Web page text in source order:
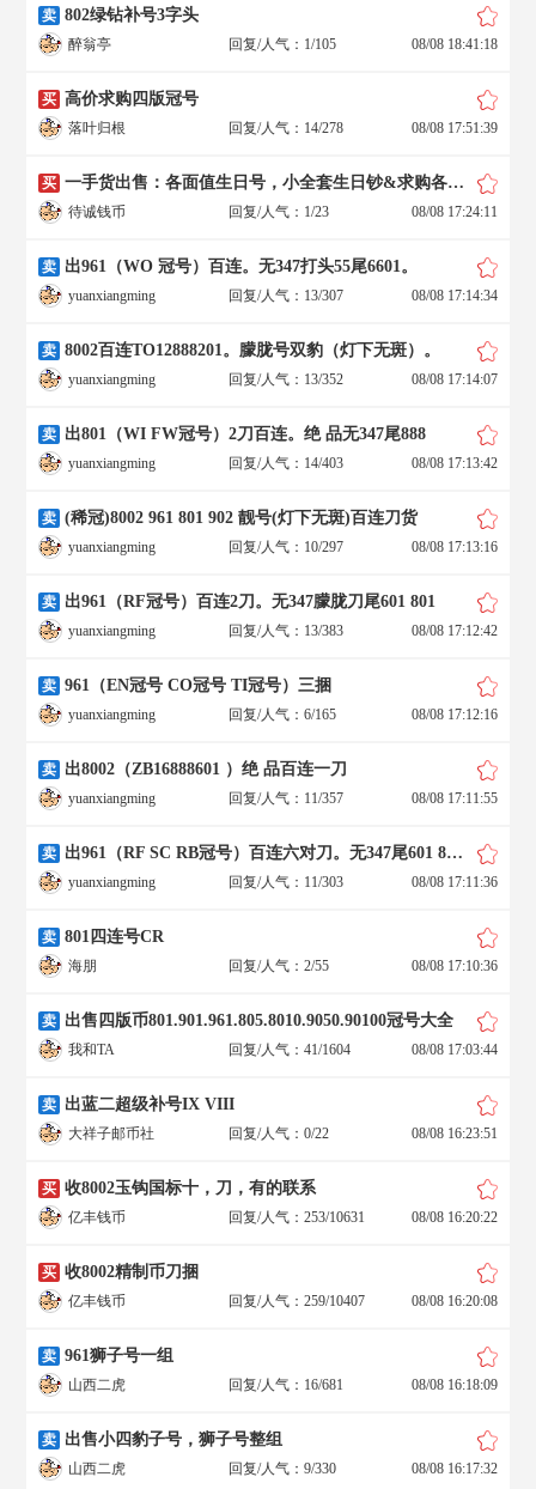
卖 802绿钻补号3字头
醉翁亭 回复/人气：1/105 08/08 18:41:18
买 高价求购四版冠号
落叶归根 回复/人气：14/278 08/08 17:51:39
买 一手货出售：各面值生日号，小全套生日钞&求购各面值生日钞
待诚钱币 回复/人气：1/23 08/08 17:24:11
卖 出961（WO 冠号）百连。无347打头55尾6601。
yuanxiangming 回复/人气：13/307 08/08 17:14:34
卖 8002百连TO12888201。朦胧号双豹（灯下无斑）。
yuanxiangming 回复/人气：13/352 08/08 17:14:07
卖 出801（WI FW冠号）2刀百连。绝 品无347尾888
yuanxiangming 回复/人气：14/403 08/08 17:13:42
卖 (稀冠)8002 961 801 902 靓号(灯下无斑)百连刀货
yuanxiangming 回复/人气：10/297 08/08 17:13:16
卖 出961（RF冠号）百连2刀。无347朦胧刀尾601 801
yuanxiangming 回复/人气：13/383 08/08 17:12:42
卖 961（EN冠号 CO冠号 TI冠号）三捆
yuanxiangming 回复/人气：6/165 08/08 17:12:16
卖 出8002（ZB16888601 ）绝 品百连一刀
yuanxiangming 回复/人气：11/357 08/08 17:11:55
卖 出961（RF SC RB冠号）百连六对刀。无347尾601 801。
yuanxiangming 回复/人气：11/303 08/08 17:11:36
卖 801四连号CR
海朋 回复/人气：2/55 08/08 17:10:36
卖 出售四版币801.901.961.805.8010.9050.90100冠号大全
我和TA 回复/人气：41/1604 08/08 17:03:44
卖 出蓝二超级补号IX VIII
大祥子邮币社 回复/人气：0/22 08/08 16:23:51
买 收8002玉钩国标十，刀，有的联系
亿丰钱币 回复/人气：253/10631 08/08 16:20:22
买 收8002精制币刀捆
亿丰钱币 回复/人气：259/10407 08/08 16:20:08
卖 961狮子号一组
山西二虎 回复/人气：16/681 08/08 16:18:09
卖 出售小四豹子号，狮子号整组
山西二虎 回复/人气：9/330 08/08 16:17:32